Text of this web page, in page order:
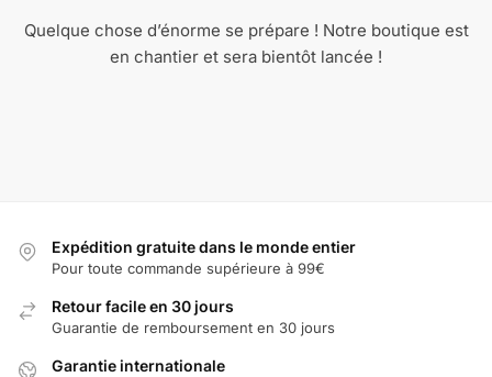
Quelque chose d’énorme se prépare ! Notre boutique est
en chantier et sera bientôt lancée !
Expédition gratuite dans le monde entier
Pour toute commande supérieure à 99€
Retour facile en 30 jours
Guarantie de remboursement en 30 jours
Garantie internationale